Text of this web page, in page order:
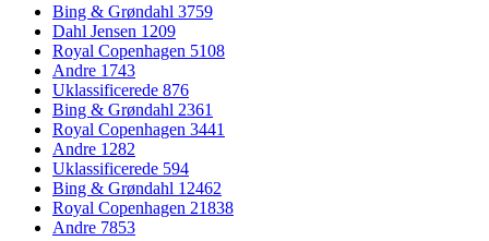
Bing & Grøndahl 3759
Dahl Jensen 1209
Royal Copenhagen 5108
Andre 1743
Uklassificerede 876
Bing & Grøndahl 2361
Royal Copenhagen 3441
Andre 1282
Uklassificerede 594
Bing & Grøndahl 12462
Royal Copenhagen 21838
Andre 7853